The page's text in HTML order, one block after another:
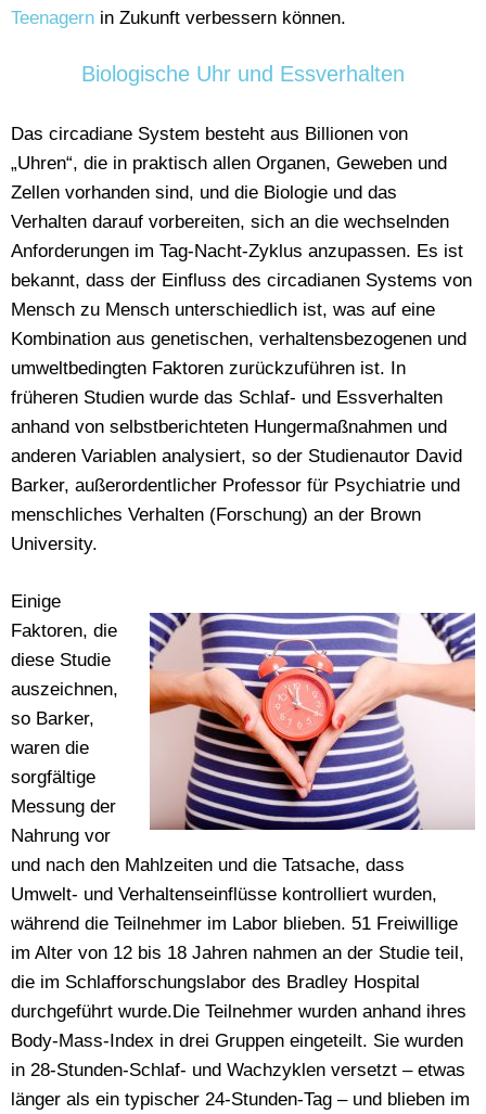
Teenagern in Zukunft verbessern können.
Biologische Uhr und Essverhalten
Das circadiane System besteht aus Billionen von
„Uhren“, die in praktisch allen Organen, Geweben und
Zellen vorhanden sind, und die Biologie und das
Verhalten darauf vorbereiten, sich an die wechselnden
Anforderungen im Tag-Nacht-Zyklus anzupassen. Es ist
bekannt, dass der Einfluss des circadianen Systems von
Mensch zu Mensch unterschiedlich ist, was auf eine
Kombination aus genetischen, verhaltensbezogenen und
umweltbedingten Faktoren zurückzuführen ist. In
früheren Studien wurde das Schlaf- und Essverhalten
anhand von selbstberichteten Hungermaßnahmen und
anderen Variablen analysiert, so der Studienautor David
Barker, außerordentlicher Professor für Psychiatrie und
menschliches Verhalten (Forschung) an der Brown
University.
Einige
Faktoren, die
diese Studie
auszeichnen,
so Barker,
waren die
sorgfältige
Messung der
Nahrung vor
und nach den Mahlzeiten und die Tatsache, dass
Umwelt- und Verhaltenseinflüsse kontrolliert wurden,
während die Teilnehmer im Labor blieben. 51 Freiwillige
im Alter von 12 bis 18 Jahren nahmen an der Studie teil,
die im Schlafforschungslabor des Bradley Hospital
durchgeführt wurde.Die Teilnehmer wurden anhand ihres
Body-Mass-Index in drei Gruppen eingeteilt. Sie wurden
in 28-Stunden-Schlaf- und Wachzyklen versetzt – etwas
länger als ein typischer 24-Stunden-Tag – und blieben im